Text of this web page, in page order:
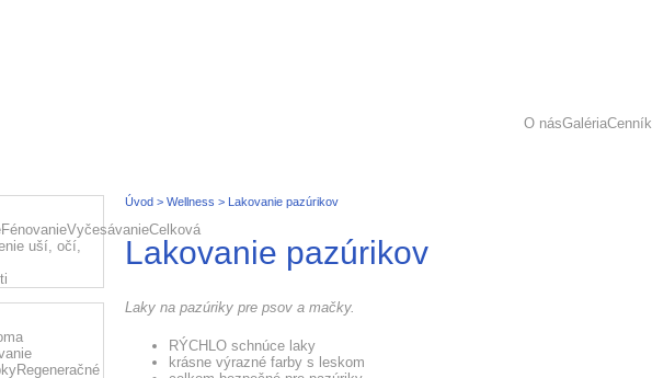
O násGalériaCenník
uší, očí,
Úvod > Wellness > Lakovanie pazúrikov
Lakovanie pazúrikov
Laky na pazúriky pre psov a mačky.
RÝCHLO schnúce laky
krásne výrazné farby s leskom